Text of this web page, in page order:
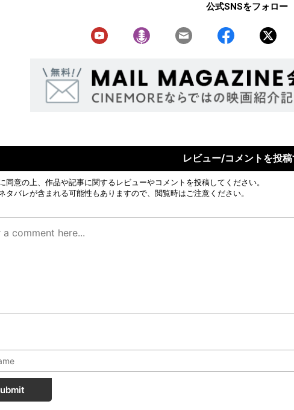
公式SNSをフォロー
レビュー/コメントを投
同意の上、作品や記事に関するレビューやコメントを投稿してください。
タバレが含まれる可能性もありますので、閲覧時はご注意ください。